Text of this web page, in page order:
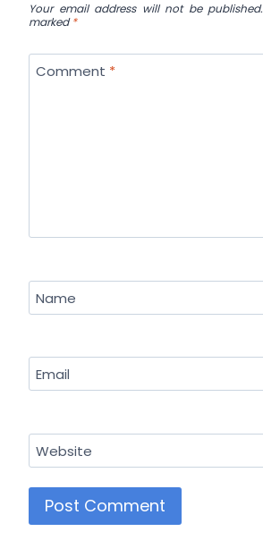
Your email address will not be published.
marked*
Comment *
Name
Email
Website